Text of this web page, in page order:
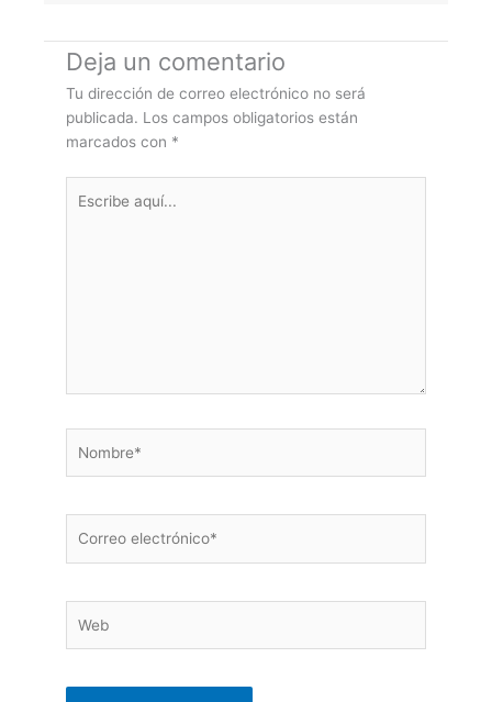
Deja un comentario
Tu dirección de correo electrónico no será
publicada. Los campos obligatorios están
marcados con *
aquí...
electrónico*